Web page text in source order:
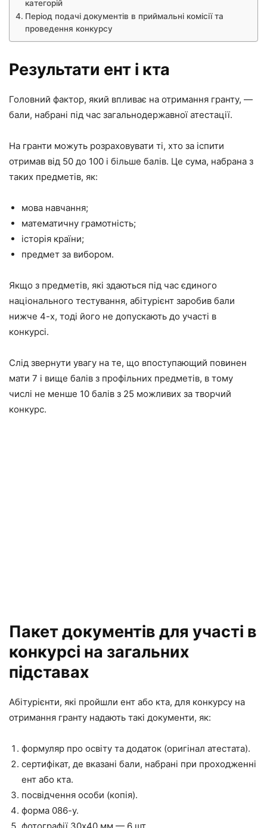
категорій
Період подачі документів в приймальні комісії та
проведення конкурсу
Результати ент і кта
Головний фактор, який впливає на отримання гранту, —
бали, набрані під час загальнодержавної атестації.
На гранти можуть розраховувати ті, хто за іспити
отримав від 50 до 100 і більше балів. Це сума, набрана з
таких предметів, як:
мова навчання;
математичну грамотність;
історія країни;
предмет за вибором.
Якщо з предметів, які здаються під час єдиного
національного тестування, абітурієнт заробив бали
нижче 4-х, тоді його не допускають до участі в
конкурсі.
Слід звернути увагу на те, що впоступающий повинен
мати 7 і вище балів з профільних предметів, в тому
числі не менше 10 балів з 25 можливих за творчий
конкурс.
Пакет документів для участі в
конкурсі на загальних
підставах
Абітурієнти, які пройшли ент або кта, для конкурсу на
отримання гранту надають такі документи, як:
формуляр про освіту та додаток (оригінал атестата).
сертифікат, де вказані бали, набрані при проходженні
ент або кта.
посвідчення особи (копія).
форма 086-у.